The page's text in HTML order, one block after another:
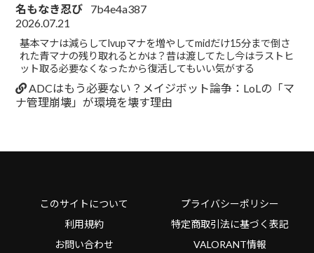
名もなき忍び
7b4e4a387
2026.07.21
基本マナは減らしてlvupマナを増やしてmidだけ15分まで倒さ
れた青マナの残り取れるとかは？昔は渡してたし今はラストヒ
ット取る必要なくなったから復活してもいい気がする
ADCはもう必要ない？メイジボット論争：LoLの「マ
ナ管理崩壊」が環境を壊す理由
このサイトについて
プライバシーポリシー
利用規約
特定商取引法に基づく表記
お問い合わせ
VALORANT情報